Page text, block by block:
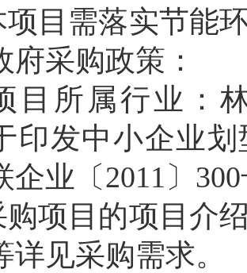
项目需落实节能
府采购政策：
目所属行业：
印发中小企业
企业〔2011 〕 300
购项目的项目介
详见采购需求。